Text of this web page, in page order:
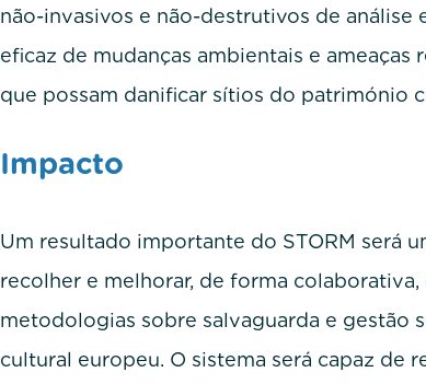
não-invasivos e não-destrutivos de análise
eficaz de mudanças ambientais e ameaças
que possam danificar sítios do património
Impacto
Um resultado importante do STORM será
recolher e melhorar, de forma
metodologias sobre salvaguarda e gestão
cultural europeu. O sistema será capaz de